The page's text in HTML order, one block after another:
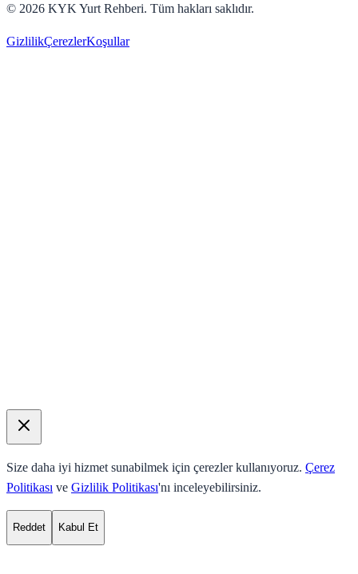
© 2026 KYK Yurt Rehberi. Tüm hakları saklıdır.
GizlilikÇerezlerKoşullar
Size daha iyi hizmet sunabilmek için çerezler kullanıyoruz. Çerez
Politikası ve Gizlilik Politikası'nı inceleyebilirsiniz.
Reddet Kabul Et